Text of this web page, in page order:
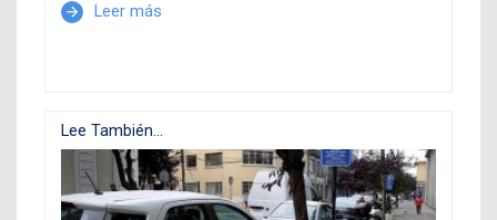
arrow_forward Leer más
Lee También...